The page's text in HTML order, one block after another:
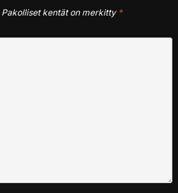
Pakolliset kentät on merkitty *